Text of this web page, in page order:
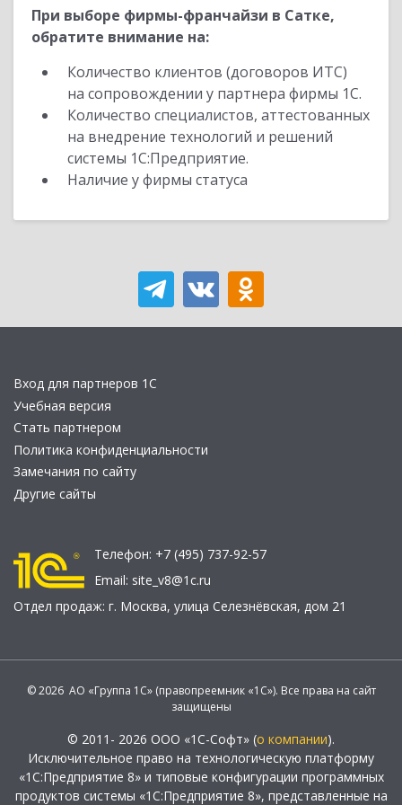
При выборе фирмы-франчайзи в Сатке,
обратите внимание на:
Количество клиентов (договоров ИТС)
на сопровождении у партнера фирмы 1С.
Количество специалистов, аттестованных
на внедрение технологий и решений
системы 1С:Предприятие.
Наличие у фирмы статуса
Вход для партнеров 1С
Учебная версия
Стать партнером
Политика конфиденциальности
Замечания по сайту
Другие сайты
Телефон: +7 (495) 737-92-57
Email: site_v8@1c.ru
Отдел продаж: г. Москва, улица Селезнёвская, дом 21
© 2026 АО «Группа 1С» (правопреемник «1С»). Все права на сайт
защищены
© 2011- 2026 ООО «1С-Софт» (о компании).
Исключительное право на технологическую платформу
«1С:Предприятие 8» и типовые конфигурации программных
продуктов системы «1С:Предприятие 8», представленные на